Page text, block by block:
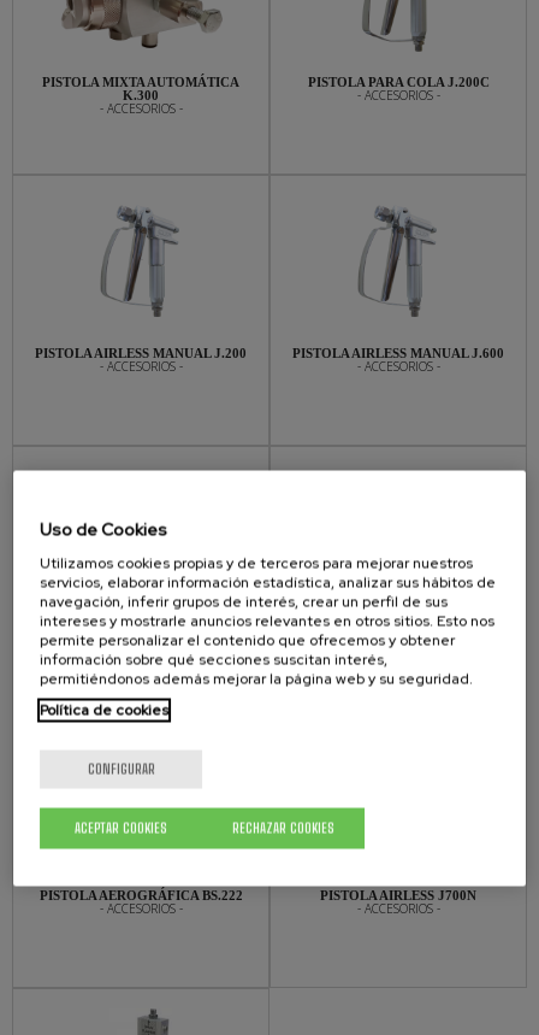
PISTOLA MIXTA AUTOMÁTICA
K.300
- ACCESORIOS -
PISTOLA PARA COLA J.200C
- ACCESORIOS -
PISTOLA AIRLESS MANUAL J.200
- ACCESORIOS -
PISTOLA AIRLESS MANUAL J.600
- ACCESORIOS -
PISTOLA AIRLESS J.400
- ACCESORIOS -
PISTOLA MIXTA MANUAL J.1000
- ACCESORIOS -
PISTOLA AEROGRÁFICA BS.222
- ACCESORIOS -
PISTOLA AIRLESS J700N
- ACCESORIOS -
Uso de Cookies
Utilizamos cookies propias y de terceros para mejorar nuestros
servicios, elaborar información estadística, analizar sus hábitos de
navegación, inferir grupos de interés, crear un perfil de sus
intereses y mostrarle anuncios relevantes en otros sitios. Esto nos
permite personalizar el contenido que ofrecemos y obtener
información sobre qué secciones suscitan interés,
permitiéndonos además mejorar la página web y su seguridad.
Política de cookies
CONFIGURAR
RECHAZAR COOKIES
ACEPTAR COOKIES